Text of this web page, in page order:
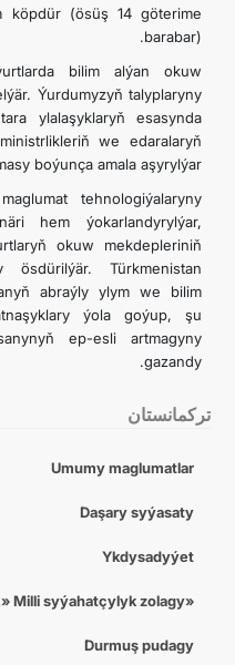
تركمانستان
Umumy maglumatlar
Daşary syýasaty
Ykdysadyýet
«AWAZA» Milli syýahatçylyk zolagy
Durmuş pudagy
köpdür (ösüş 14 göterime
barabar).
bilim alýan okuw
Ýurdumyzyň talyplaryny
ylalaşyklaryň esasynda
we edaralaryň
boýunça amala aşyrylýar.
tehnologiýalaryny
hem ýokarlandyrylýar,
okuw mekdepleriniň
ösdürilýär. Türkmenistan
abraýly ylym we bilim
ýola goýup, şu
ep-esli artmagyny
gazandy.